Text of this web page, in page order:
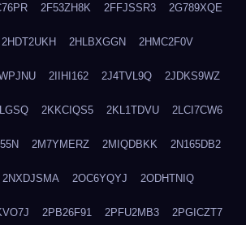
2F53ZH8K 2FFJSSR3 2G789XQE
2HDT2UKH 2HLBXGGN 2HMC2F0V
2IIHI162 2J4TVL9Q 2JDKS9WZ
2KKCIQS5 2KL1TDVU 2LCI7CW6
2M7YMERZ 2MIQDBKK 2N165DB2
2NXDJSMA 2OC6YQYJ 2ODHTNIQ
2PB26F91 2PFU2MB3 2PGICZT7